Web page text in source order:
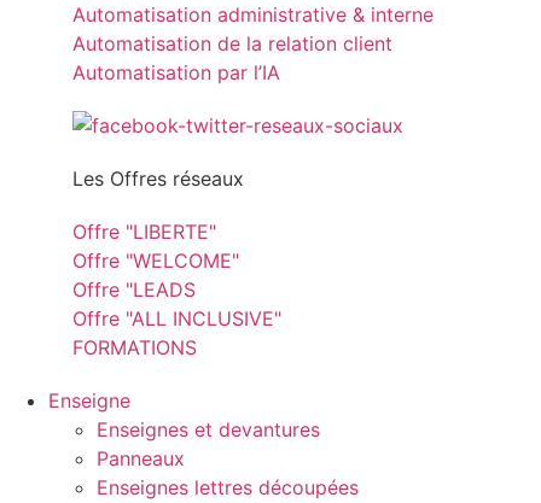
Automatisation administrative & interne
Automatisation de la relation client
Automatisation par l’IA
Les Offres réseaux
Offre "LIBERTE"
Offre "WELCOME"
Offre "LEADS
Offre "ALL INCLUSIVE"
FORMATIONS
Enseigne
Enseignes et devantures
Panneaux
Enseignes lettres découpées